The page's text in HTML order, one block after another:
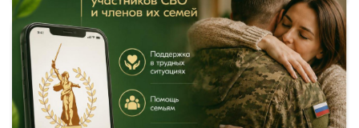
15:30
Смоленск
Смоленск, ул. Кашена, д. 13
2 ч. 50 м 07 авг18:20
Гагарин (поворот)
Гагарин пов
1373.88
руб.
14 свободных мест
Выбрать